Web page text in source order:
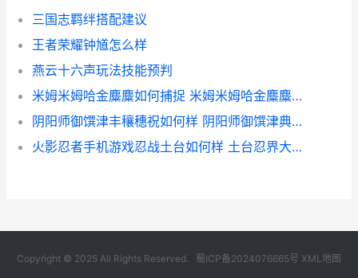
三国志羁绊搭配建议
王者荣耀钟馗怎么样
燕云十六声玩法技能预判
米姆米姆哈金麋麋如何捕捉 米姆米姆哈金麋麋捕捉方式 金姆哈梅塔
阴阳师御馔津丰穰穗祝如何样 阴阳师御馔津典藏皮肤如何获取 阴阳师御馔津2020
火影忍者手机游戏忍战土台如何样 土台忍界大战技能说明 火影忍者手机游戏排行榜
Copyright © 2025 All Rights Reserved. 蜀ICP备2024076665号 XML地图